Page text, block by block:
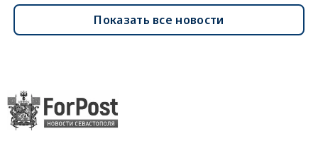
Показать все новости